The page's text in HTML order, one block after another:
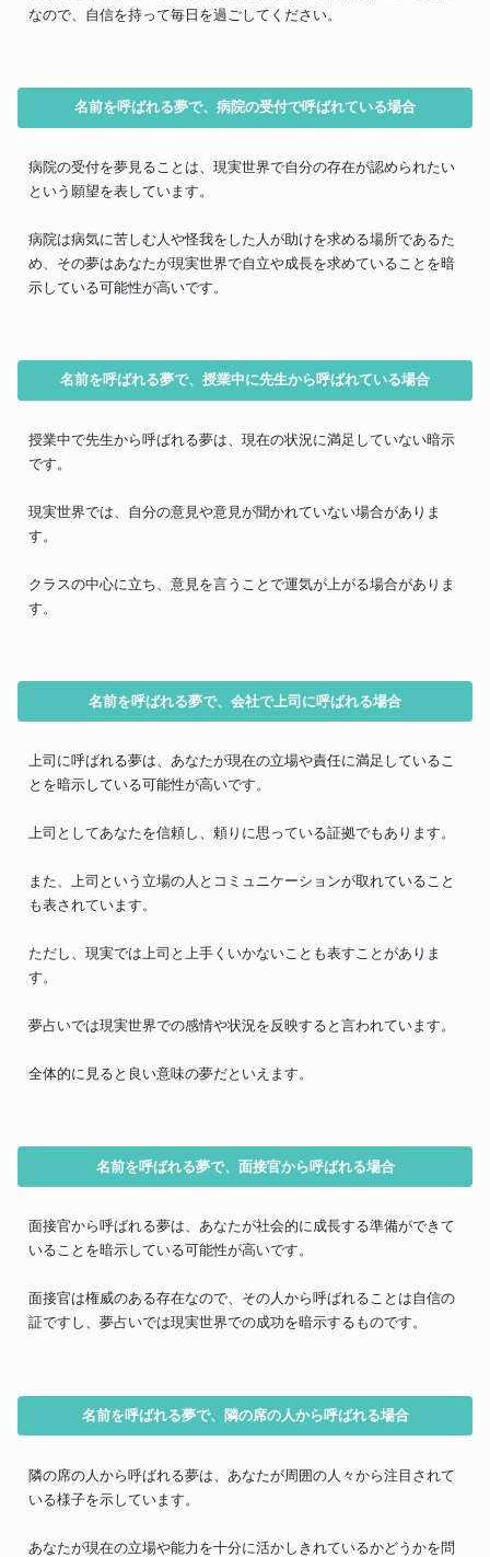
なので、自信を持って毎日を過ごしてください。
名前を呼ばれる夢で、病院の受付で呼ばれている場合
病院の受付を夢見ることは、現実世界で自分の存在が認められたい
という願望を表しています。
病院は病気に苦しむ人や怪我をした人が助けを求める場所であるた
め、その夢はあなたが現実世界で自立や成長を求めていることを暗
示している可能性が高いです。
名前を呼ばれる夢で、授業中に先生から呼ばれている場合
授業中で先生から呼ばれる夢は、現在の状況に満足していない暗示
です。
現実世界では、自分の意見や意見が聞かれていない場合がありま
す。
クラスの中心に立ち、意見を言うことで運気が上がる場合がありま
す。
名前を呼ばれる夢で、会社で上司に呼ばれる場合
上司に呼ばれる夢は、あなたが現在の立場や責任に満足しているこ
とを暗示している可能性が高いです。
上司としてあなたを信頼し、頼りに思っている証拠でもあります。
また、上司という立場の人とコミュニケーションが取れていること
も表されています。
ただし、現実では上司と上手くいかないことも表すことがありま
す。
夢占いでは現実世界での感情や状況を反映すると言われています。
全体的に見ると良い意味の夢だといえます。
名前を呼ばれる夢で、面接官から呼ばれる場合
面接官から呼ばれる夢は、あなたが社会的に成長する準備ができて
いることを暗示している可能性が高いです。
面接官は権威のある存在なので、その人から呼ばれることは自信の
証ですし、夢占いでは現実世界での成功を暗示するものです。
名前を呼ばれる夢で、隣の席の人から呼ばれる場合
隣の席の人から呼ばれる夢は、あなたが周囲の人々から注目されて
いる様子を示しています。
あなたが現在の立場や能力を十分に活かしきれているかどうかを問